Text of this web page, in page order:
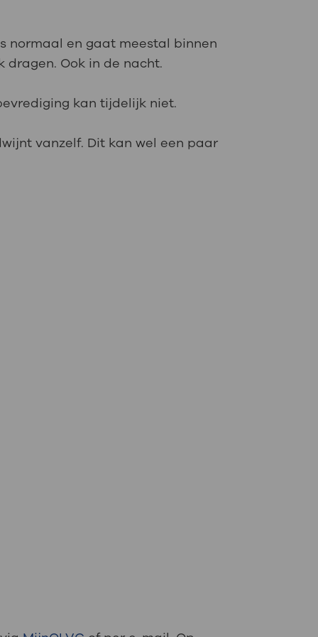
normaal en gaat meestal binnen
dragen. Ook in de nacht.
kan tijdelijk niet.
vanzelf. Dit kan wel een paar